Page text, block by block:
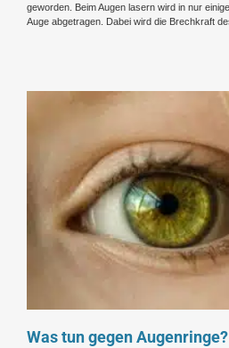
geworden. Beim Augen lasern wird in nur
Auge abgetragen. Dabei wird die Brechkraft
Was tun gegen Augenringe?